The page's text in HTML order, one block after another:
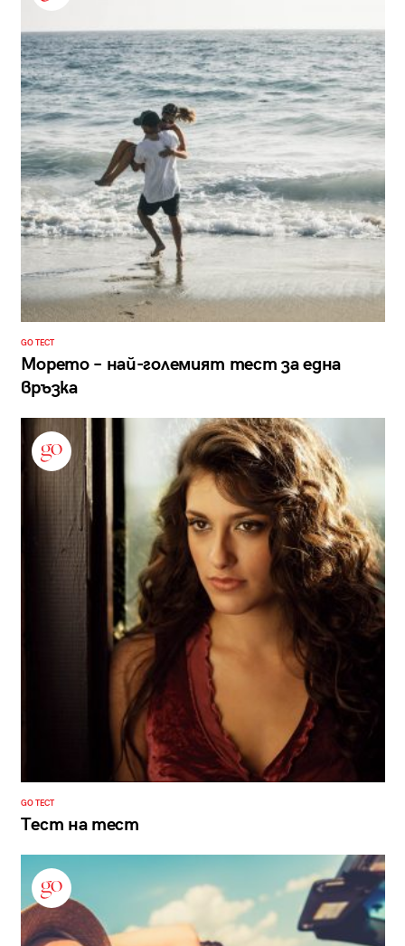
GO ТЕСТ
Морето – най-големият тест за една
връзка
GO ТЕСТ
Тест на тест